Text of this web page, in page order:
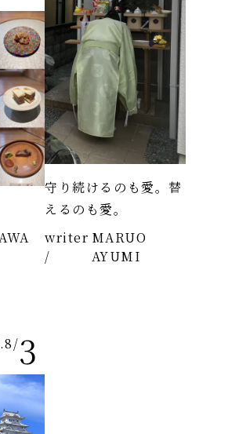
守り続けるのも愛。替
えるのも愛。
writer
/
MARUO
AYUMI
/3